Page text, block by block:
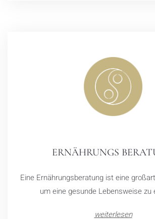
ERNÄHRUNGS
Eine Ernährungsberatung ist eine
um eine gesunde Lebensweise zu
weiterlesen